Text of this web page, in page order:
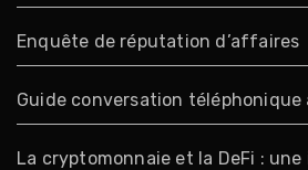
Enquête de réputation d’affaires
Guide conversation
La cryptomonnaie et la DeFi :